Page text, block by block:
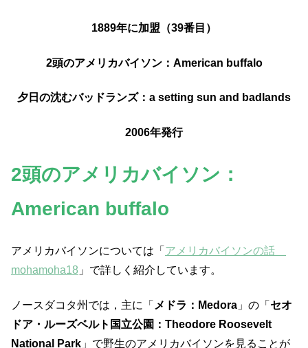
1889年に加盟（39番目）
2頭のアメリカバイソン：American buffalo
夕日の沈むバッドランズ：a setting sun and badlands
2006年発行
2頭のアメリカバイソン：
American buffalo
アメリカバイソンについては「 アメリカバイソンの話
mohamoha18 」で詳しく紹介しています。
ノースダコタ州では，主に「 メドラ：Medora 」の「 セオ
ドア・ルーズベルト国立公園：Theodore Roosevelt
National Park 」で野生のアメリカバイソンを見ることが